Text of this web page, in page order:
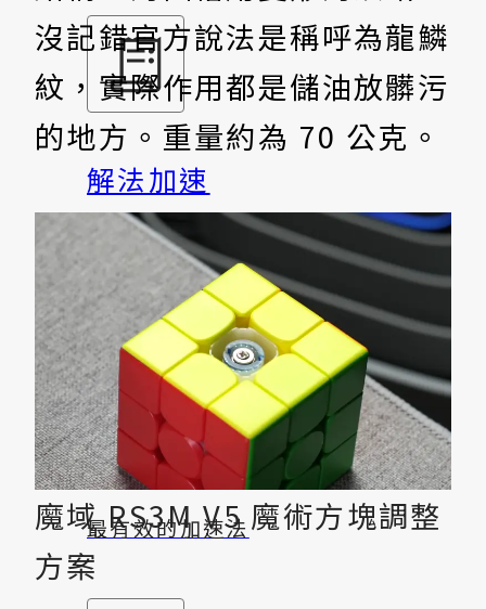
解法加速
多些公式、快超多
基礎編碼
最有效的加速法
沒記錯官方說法是稱呼為龍鱗
紋，實際作用都是儲油放髒污
的地方。重量約為 70 公克。
魔域 RS3M V5 魔術方塊調整
方案